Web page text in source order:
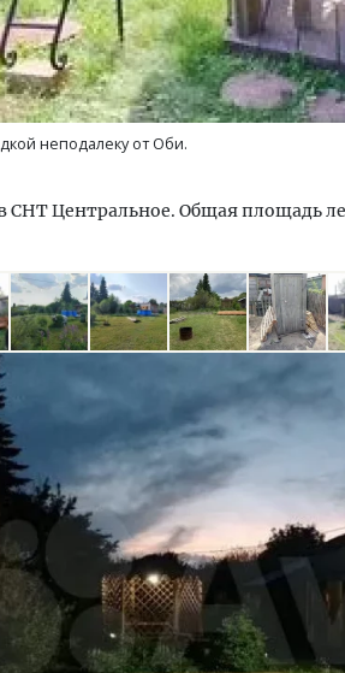
неподалеку от Оби.
СНТ Центральное. Общая площадь
Генеральный
ЗИАС — об
трендах в фасадах
СТРОИТЕЛЬСТВО